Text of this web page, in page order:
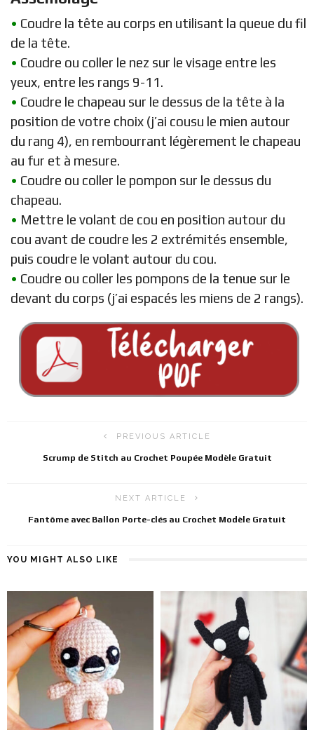
• Coudre la tête au corps en utilisant la queue du fil
de la tête.
• Coudre ou coller le nez sur le visage entre les
yeux, entre les rangs 9-11.
• Coudre le chapeau sur le dessus de la tête à la
position de votre choix (j’ai cousu le mien autour
du rang 4), en rembourrant légèrement le chapeau
au fur et à mesure.
• Coudre ou coller le pompon sur le dessus du
chapeau.
• Mettre le volant de cou en position autour du
cou avant de coudre les 2 extrémités ensemble,
puis coudre le volant autour du cou.
• Coudre ou coller les pompons de la tenue sur le
devant du corps (j’ai espacés les miens de 2 rangs).
PREVIOUS ARTICLE
Scrump de Stitch au Crochet Poupée Modèle Gratuit
NEXT ARTICLE
Fantôme avec Ballon Porte-clés au Crochet Modèle Gratuit
YOU MIGHT ALSO LIKE